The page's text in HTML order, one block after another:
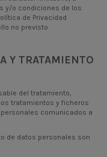
y/o condiciones de los
de Privacidad
no previsto
Y TRATAMIENTO
del tratamiento,
tratamientos y ficheros
comunicados a
de datos personales son